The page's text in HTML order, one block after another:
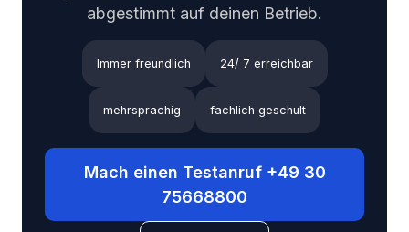
abgestimmt auf deinen Betrieb.
Immer freundlich 24/ 7 erreichbar
mehrsprachig fachlich geschult
Mach einen Testanruf +49 30
75668800